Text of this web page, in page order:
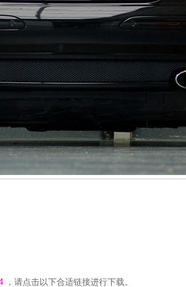
，请点击以下合适链接进行下载。